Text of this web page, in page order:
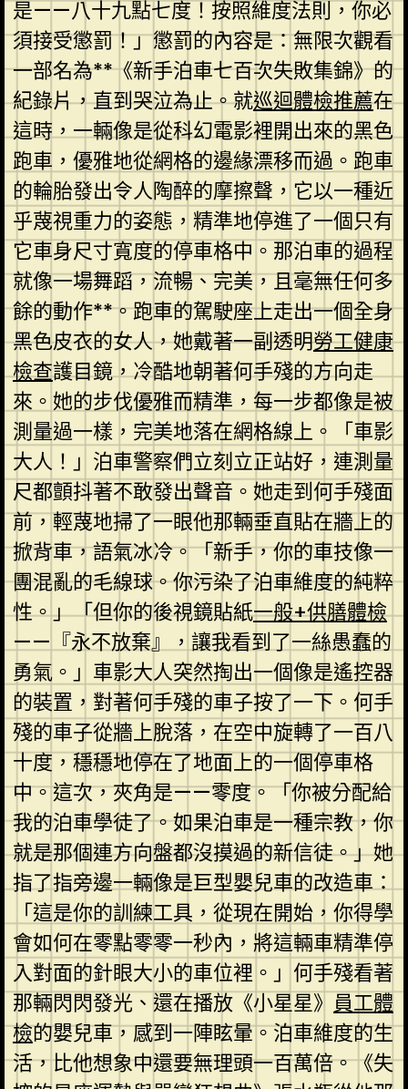
是——八十九點七度！按照維度法則，你必
須接受懲罰！」懲罰的內容是：無限次觀看
一部名為**《新手泊車七百次失敗集錦》的
紀錄片，直到哭泣為止。就巡迴體檢推薦在
這時，一輛像是從科幻電影裡開出來的黑色
跑車，優雅地從網格的邊緣漂移而過。跑車
的輪胎發出令人陶醉的摩擦聲，它以一種近
乎蔑視重力的姿態，精準地停進了一個只有
它車身尺寸寬度的停車格中。那泊車的過程
就像一場舞蹈，流暢、完美，且毫無任何多
餘的動作**。跑車的駕駛座上走出一個全身
黑色皮衣的女人，她戴著一副透明勞工健康
檢查護目鏡，冷酷地朝著何手殘的方向走
來。她的步伐優雅而精準，每一步都像是被
測量過一樣，完美地落在網格線上。「車影
大人！」泊車警察們立刻立正站好，連測量
尺都顫抖著不敢發出聲音。她走到何手殘面
前，輕蔑地掃了一眼他那輛垂直貼在牆上的
掀背車，語氣冰冷。「新手，你的車技像一
團混亂的毛線球。你污染了泊車維度的純粹
性。」「但你的後視鏡貼紙一般+供膳體檢
——『永不放棄』，讓我看到了一絲愚蠢的
勇氣。」車影大人突然掏出一個像是遙控器
的裝置，對著何手殘的車子按了一下。何手
殘的車子從牆上脫落，在空中旋轉了一百八
十度，穩穩地停在了地面上的一個停車格
中。這次，夾角是——零度。「你被分配給
我的泊車學徒了。如果泊車是一種宗教，你
就是那個連方向盤都沒摸過的新信徒。」她
指了指旁邊一輛像是巨型嬰兒車的改造車：
「這是你的訓練工具，從現在開始，你得學
會如何在零點零零一秒內，將這輛車精準停
入對面的針眼大小的車位裡。」何手殘看著
那輛閃閃發光、還在播放《小星星》 員工體
檢的嬰兒車，感到一陣眩暈。泊車維度的生
活，比他想象中還要無理頭一百萬倍。《失